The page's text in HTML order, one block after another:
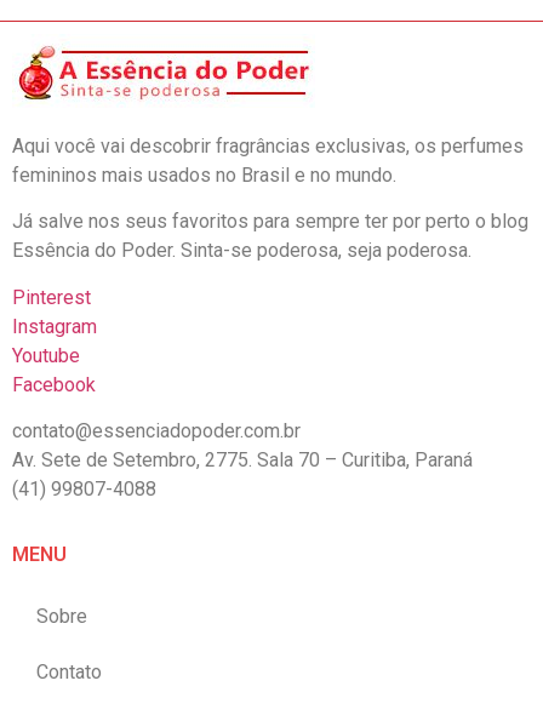
Aqui você vai descobrir fragrâncias exclusivas, os perfumes
femininos mais usados no Brasil e no mundo.
Já salve nos seus favoritos para sempre ter por perto o blog
Essência do Poder. Sinta-se poderosa, seja poderosa.
Pinterest
Instagram
Youtube
Facebook
contato@essenciadopoder.com.br
Av. Sete de Setembro, 2775. Sala 70 – Curitiba, Paraná
(41) 99807-4088
MENU
Sobre
Contato